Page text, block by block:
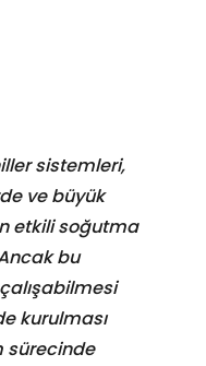
sistemleri,
ve büyük
etkili soğutma
bu
kurulması
sürecinde